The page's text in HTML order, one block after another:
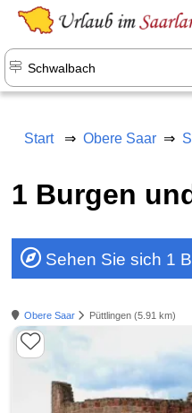
Start Obere Saar
1 Burgen
Sehen Sie sich 1
Obere Saar Püttlingen (5.91 km)